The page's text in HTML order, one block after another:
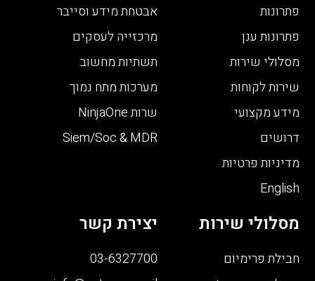
פתרונות
פתרונות ענן
מסלולי שירות
שירות לקוחות
מידע מקצועי
דרושים
מדיניות פרטיות
English
אבטחת מידע וסייבר
מרכזייה לעסקים
תשתיות מחשוב
מערכות מתח נמוך
שרות NinjaOne
Siem/Soc & MDR
מסלולי שירות
חבילת פרימיום
יצירת קשר
03-6327700